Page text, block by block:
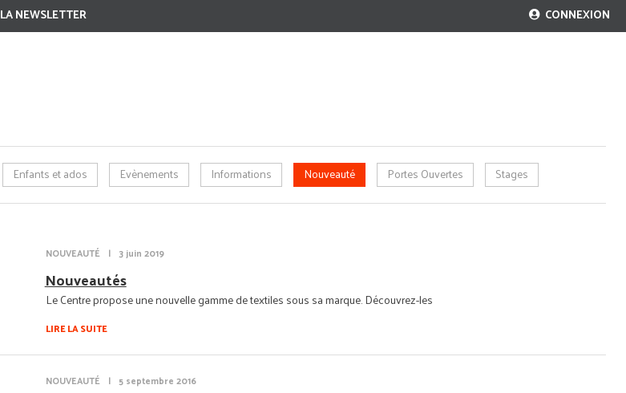
LA NEWSLETTER CONNEXION
Enfants et ados Evènements Informations Nouveauté Portes Ouvertes Stages
NOUVEAUTÉ | 3 juin 2019
Nouveautés
Le Centre propose une nouvelle gamme de textiles sous sa marque. Découvrez-les
LIRE LA SUITE
NOUVEAUTÉ | 5 septembre 2016